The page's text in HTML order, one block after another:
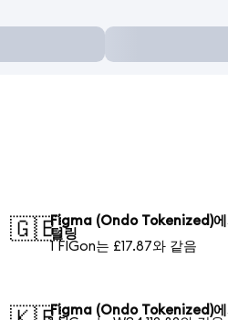
🇬🇧Figma (Ondo Tokenized)에
털링
1 FIGon는 £17.87와 같음
Figma (Ondo Tokenized)에